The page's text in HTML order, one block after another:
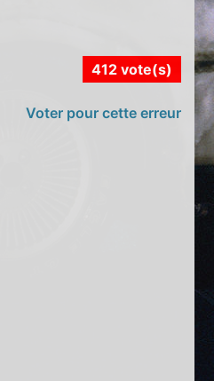
412 vote(s)
Voter pour cette erreur